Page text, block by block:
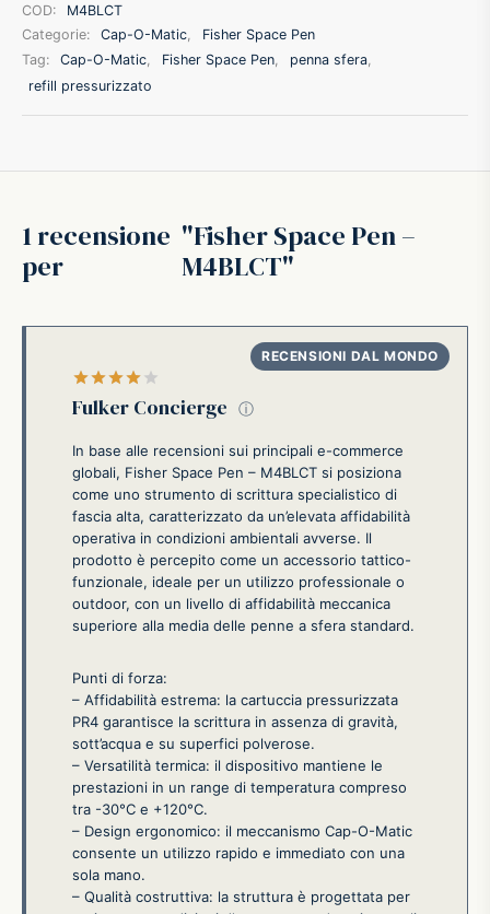
COD:
M4BLCT
Categorie:
Cap-O-Matic
Fisher Space Pen
Tag:
Cap-O-Matic, Fisher Space Pen, penna sfera,
refill pressurizzato
1 recensione
per
Fisher Space Pen –
M4BLCT
Fulker Concierge ⓘ
In base alle recensioni sui principali e-commerce
globali, Fisher Space Pen – M4BLCT si posiziona
come uno strumento di scrittura specialistico di
fascia alta, caratterizzato da un’elevata affidabilità
operativa in condizioni ambientali avverse. Il
prodotto è percepito come un accessorio tattico-
funzionale, ideale per un utilizzo professionale o
outdoor, con un livello di affidabilità meccanica
superiore alla media delle penne a sfera standard.
Punti di forza:
– Affidabilità estrema: la cartuccia pressurizzata
PR4 garantisce la scrittura in assenza di gravità,
sott’acqua e su superfici polverose.
– Versatilità termica: il dispositivo mantiene le
prestazioni in un range di temperatura compreso
tra -30°C e +120°C.
– Design ergonomico: il meccanismo Cap-O-Matic
consente un utilizzo rapido e immediato con una
sola mano.
– Qualità costruttiva: la struttura è progettata per
A.G.